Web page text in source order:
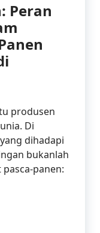
Peran
produsen
Di
dihadapi
bukanlah
panen:
Pangan: Peran